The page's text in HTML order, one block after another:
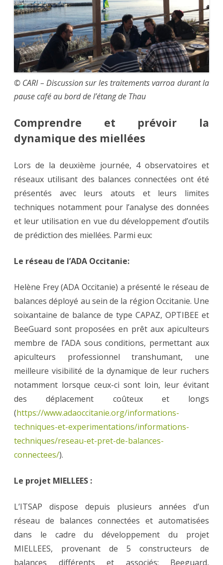
© CARI – Discussion sur les traitements varroa durant la
pause café au bord de l’étang de Thau
Comprendre et prévoir la
dynamique des miellées
Lors de la deuxième journée, 4 observatoires et
réseaux utilisant des balances connectées ont été
présentés avec leurs atouts et leurs limites
techniques notamment pour l’analyse des données
et leur utilisation en vue du développement d’outils
de prédiction des miellées. Parmi eux:
Le réseau de l’ADA Occitanie:
Helène Frey (ADA Occitanie) a présenté le réseau de
balances déployé au sein de la région Occitanie. Une
soixantaine de balance de type CAPAZ, OPTIBEE et
BeeGuard sont proposées en prêt aux apiculteurs
membre de l’ADA sous conditions, permettant aux
apiculteurs professionnel transhumant, une
meilleure visibilité de la dynamique de leur ruchers
notamment lorsque ceux-ci sont loin, leur évitant
des déplacement coûteux et longs
(https://www.adaoccitanie.org/informations-
techniques-et-experimentations/informations-
techniques/reseau-et-pret-de-balances-
connectees/).
Le projet MIELLEES :
L’ITSAP dispose depuis plusieurs années d’un
réseau de balances connectées et automatisées
dans le cadre du développement du projet
MIELLEES, provenant de 5 constructeurs de
balances différents et associés: Beeguard,